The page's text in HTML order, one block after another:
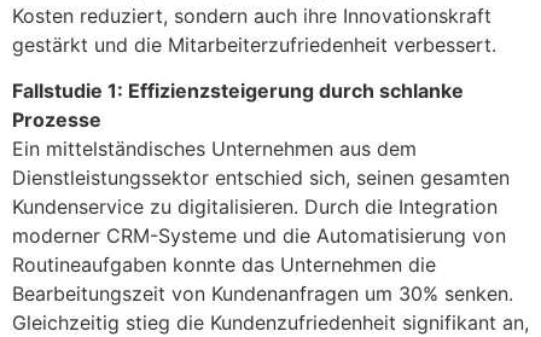
Kosten reduziert, sondern auch ihre Innovationskraft
gestärkt und die Mitarbeiterzufriedenheit verbessert.
Fallstudie 1: Effizienzsteigerung durch schlanke
Prozesse
Ein mittelständisches Unternehmen aus dem
Dienstleistungssektor entschied sich, seinen gesamten
Kundenservice zu digitalisieren. Durch die Integration
moderner CRM-Systeme und die Automatisierung von
Routineaufgaben konnte das Unternehmen die
Bearbeitungszeit von Kundenanfragen um 30% senken.
Gleichzeitig stieg die Kundenzufriedenheit signifikant an,